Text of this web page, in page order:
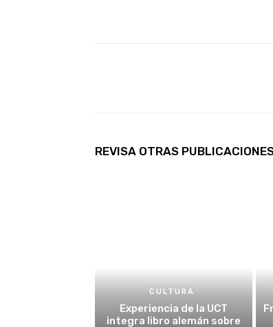
REVISA OTRAS
CULTURA
Experiencia de la UCT
integra libro alemán sobre